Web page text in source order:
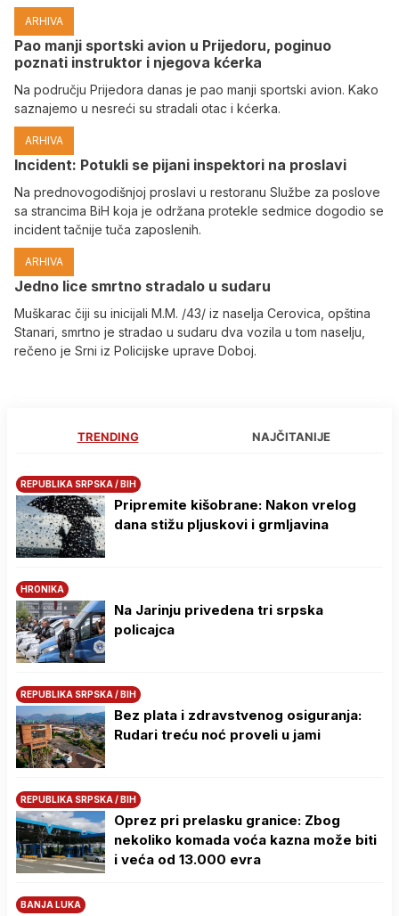
ARHIVA
Pao manji sportski avion u Prijedoru, poginuo
poznati instruktor i njegova kćerka
Na području Prijedora danas je pao manji sportski avion. Kako
saznajemo u nesreći su stradali otac i kćerka.
ARHIVA
Incident: Potukli se pijani inspektori na proslavi
Na prednovogodišnjoj proslavi u restoranu Službe za poslove
sa strancima BiH koja je održana protekle sedmice dogodio se
incident tačnije tuča zaposlenih.
ARHIVA
Јedno lice smrtno stradalo u sudaru
Muškarac čiji su inicijali M.M. /43/ iz naselja Cerovica, opština
Stanari, smrtno je stradao u sudaru dva vozila u tom naselju,
rečeno je Srni iz Policijske uprave Doboj.
TRENDING NAJČITANIJE
REPUBLIKA SRPSKA / BIH
Pripremite kišobrane: Nakon vrelog
dana stižu pljuskovi i grmljavina
HRONIKA
Na Јarinju privedena tri srpska
policajca
REPUBLIKA SRPSKA / BIH
Bez plata i zdravstvenog osiguranja:
Rudari treću noć proveli u jami
REPUBLIKA SRPSKA / BIH
Oprez pri prelasku granice: Zbog
nekoliko komada voća kazna može biti
i veća od 13.000 evra
BANJA LUKA